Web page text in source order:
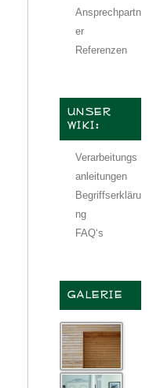
Ansprechpartn
er
Referenzen
UNSER
WIKI:
Verarbeitungs
anleitungen
Begriffserkläru
ng
FAQ‘s
GALERIE